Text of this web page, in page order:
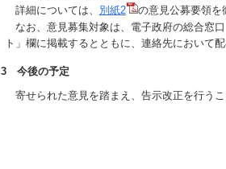
詳細については、 別紙2
の意見公募要領を
なお、意見募集対象は、電子政府の総合窓口
ト」欄に掲載するとともに、連絡先において配
3 今後の予定
寄せられた意見を踏まえ、告示改正を行うこ